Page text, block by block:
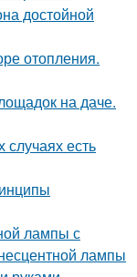
достойной
отопления.
на даче.
случаях есть
лампы с
лампы